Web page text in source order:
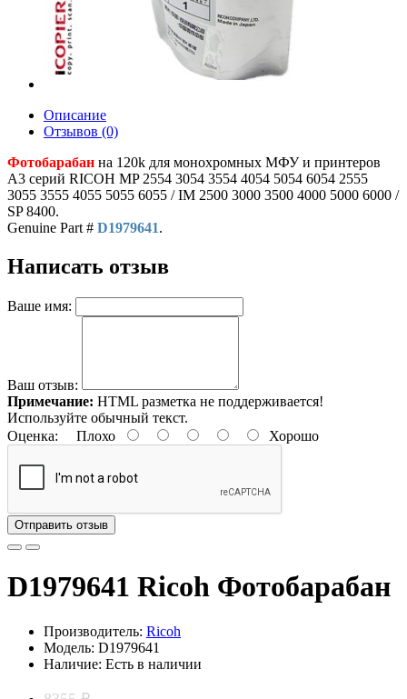
Описание
Отзывов (0)
Фотобарабан на 120k для монохромных МФУ и принтеров
A3 серий RICOH MP 2554 3054 3554 4054 5054 6054 2555
3055 3555 4055 5055 6055 / IM 2500 3000 3500 4000 5000 6000 /
SP 8400.
Genuine Part # D1979641.
Написать отзыв
Ваше имя:
Ваш отзыв:
Примечание: HTML разметка не поддерживается!
Используйте обычный текст.
Оценка: Плохо Хорошо
Отправить отзыв
D1979641 Ricoh Фотобарабан
Производитель: Ricoh
Модель: D1979641
Наличие: Есть в наличии